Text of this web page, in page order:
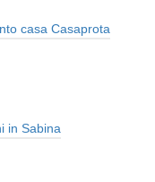
casa Casaprota
in Sabina